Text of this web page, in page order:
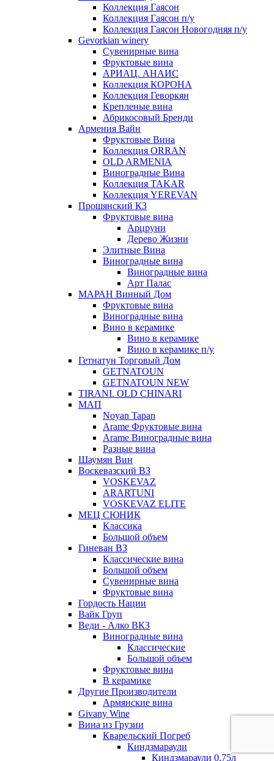
Коллекция Гаясон
Коллекция Гаясон п/у
Коллекция Гаясон Новогодняя п/у
Gevorkian winery
Сувенирные вина
Фруктовые вина
АРИАЦ. АНАИС
Коллекция КОРОНА
Коллекция Геворкян
Крепленые вина
Абрикосовый Бренди
Армения Вайн
Фруктовые Вина
Коллекция ORRAN
OLD ARMENIA
Виноградные Вина
Коллекция TAKAR
Коллекция YEREVAN
Прошянский КЗ
Фруктовые вина
Арцруни
Дерево Жизни
Элитные Вина
Виноградные вина
Виноградные вина
Арт Палас
МАРАН Винный Дом
Фруктовые вина
Виноградные вина
Вино в керамике
Вино в керамике
Вино в керамике п/у
Гетнатун Торговый Дом
GETNATOUN
GETNATOUN NEW
TIRANI. OLD CHINARI
МАП
Noyan Tapan
Arame Фруктовые вина
Arame Виноградные вина
Разные вина
Шаумян Вин
Воскевазский ВЗ
VOSKEVAZ
ARARTUNI
VOSKEVAZ ELITE
МЕЦ СЮНИК
Классика
Большой объем
Гиневан ВЗ
Классические вина
Большой объем
Сувенирные вина
Фруктовые вина
Гордость Нации
Вайк Груп
Веди - Алко ВКЗ
Виноградные вина
Классические
Большой объем
Фруктовые вина
В керамике
Другие Производители
Армянские вина
Givany Wine
Вина из Грузии
Кварельский Погреб
Киндзмараули
Киндзмараули 0,75л